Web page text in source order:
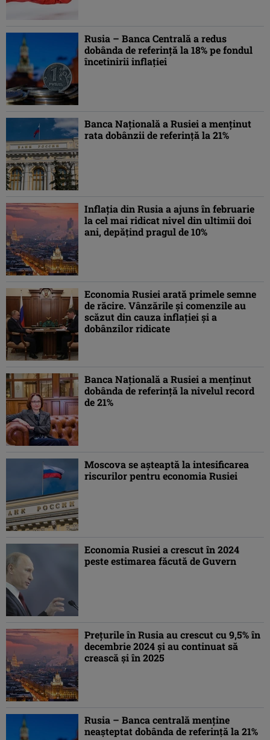
Rusia – Banca Centrală a redus
dobânda de referinţă la 18% pe fondul
încetinirii inflaţiei
Banca Națională a Rusiei a menținut
rata dobânzii de referință la 21%
Inflația din Rusia a ajuns în februarie
la cel mai ridicat nivel din ultimii doi
ani, depățind pragul de 10%
Economia Rusiei arată primele semne
de răcire. Vânzările și comenzile au
scăzut din cauza inflației și a
dobânzilor ridicate
Banca Națională a Rusiei a menținut
dobânda de referință la nivelul record
de 21%
Moscova se așteaptă la intesificarea
riscurilor pentru economia Rusiei
Economia Rusiei a crescut în 2024
peste estimarea făcută de Guvern
Prețurile în Rusia au crescut cu 9,5% în
decembrie 2024 și au continuat să
crească și în 2025
Rusia – Banca centrală menţine
neaşteptat dobânda de referinţă la 21%